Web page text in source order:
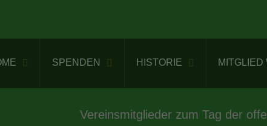
SPENDEN HISTORIE MITGLIED
Vereinsmitglieder zum Tag der